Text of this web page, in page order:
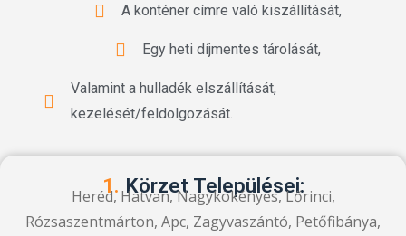
A konténer címre való kiszállítását,
Egy heti díjmentes tárolását,
Valamint a hulladék elszállítását,
kezelését/feldolgozását.
1.Körzet Települései:
Heréd, Hatvan, Nagykökényes, Lőrinci,
Rózsaszentmárton, Apc, Zagyvaszántó, Petőfibánya,